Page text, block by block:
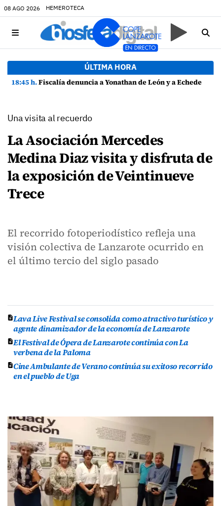
08 AGO 2026 HEMEROTECA
ÚLTIMA HORA
18:45 h.Fiscalía denuncia a Yonathan de León y a Echedey Eugenio por presuntas anomalías en contratos festivos
Una visita al recuerdo
La Asociación Mercedes
Medina Diaz visita y disfruta de
la exposición de Veintinueve
Trece
El recorrido fotoperiodístico refleja una
visión colectiva de Lanzarote ocurrido en
el último tercio del siglo pasado
Lava Live Festival se consolida como atractivo turístico y
agente dinamizador de la economía de Lanzarote
El Festival de Ópera de Lanzarote continúa con La
verbena de la Paloma
Cine Ambulante de Verano continúa su exitoso recorrido
en el pueblo de Uga